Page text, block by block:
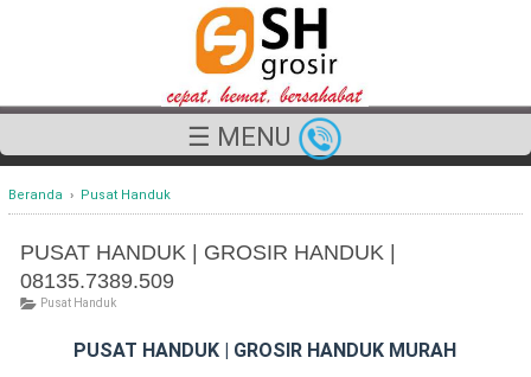
☰ MENU
Beranda › Pusat Handuk
PUSAT HANDUK | GROSIR HANDUK |
08135.7389.509
Pusat Handuk
PUSAT HANDUK | GROSIR HANDUK MURAH